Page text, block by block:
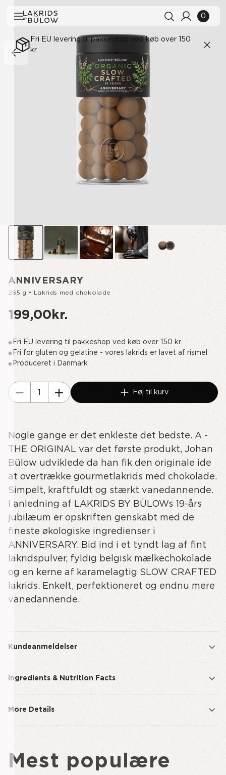
0
Fri EU levering til pakkeshop ved køb over 150
kr
ANNIVERSARY
265 g • Lakrids med chokolade
199,00kr.
Fri EU levering til pakkeshop ved køb over 150 kr
Fri for gluten og gelatine - vores lakrids er lavet af rismel
Produceret i Danmark
Aktuelt
lager:
undefined
Øg
ANNIVERSARY
Føj til kurv
Nogle gange er det enkleste det bedste. A -
THE ORIGINAL var det første produkt, Johan
Bülow udviklede da han fik den originale ide
at overtrække gourmetlakrids med chokolade.
Simpelt, kraftfuldt og stærkt vanedannende.
I anledning af LAKRIDS BY BÜLOWs 19-års
jubilæum er opskriften genskabt med de
fineste økologiske ingredienser i
ANNIVERSARY. Bid ind i et tyndt lag af fint
lakridspulver, fyldig belgisk mælkechokolade
og en kerne af karamelagtig SLOW CRAFTED
lakrids. Enkelt, perfektioneret og endnu mere
vanedannende.
Kundeanmeldelser
Ingredients & Nutrition Facts
More Details
Mest populære